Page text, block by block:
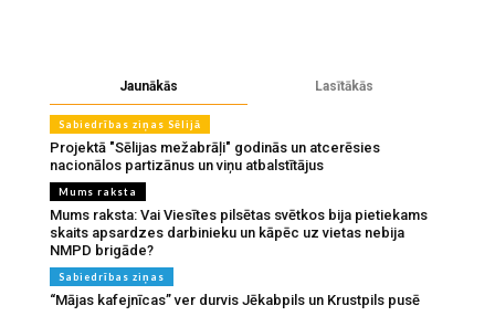
Jaunākās Lasītākās
Sabiedrības ziņas Sēlijā
Projektā "Sēlijas mežabrāļi" godinās un atcerēsies
nacionālos partizānus un viņu atbalstītājus
Mums raksta
Mums raksta: Vai Viesītes pilsētas svētkos bija pietiekams
skaits apsardzes darbinieku un kāpēc uz vietas nebija
NMPD brigāde?
Sabiedrības ziņas
“Mājas kafejnīcas” ver durvis Jēkabpils un Krustpils pusē